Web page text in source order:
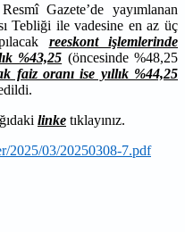
Gazete’de yayımlanan
Tebliği ile vadesine en az üç
reeskont işlemlerinde
%43,25 (öncesinde %48,25
faiz oranı ise yıllık %44,25
linke tıklayınız.
2025/03/20250308-7.pdf